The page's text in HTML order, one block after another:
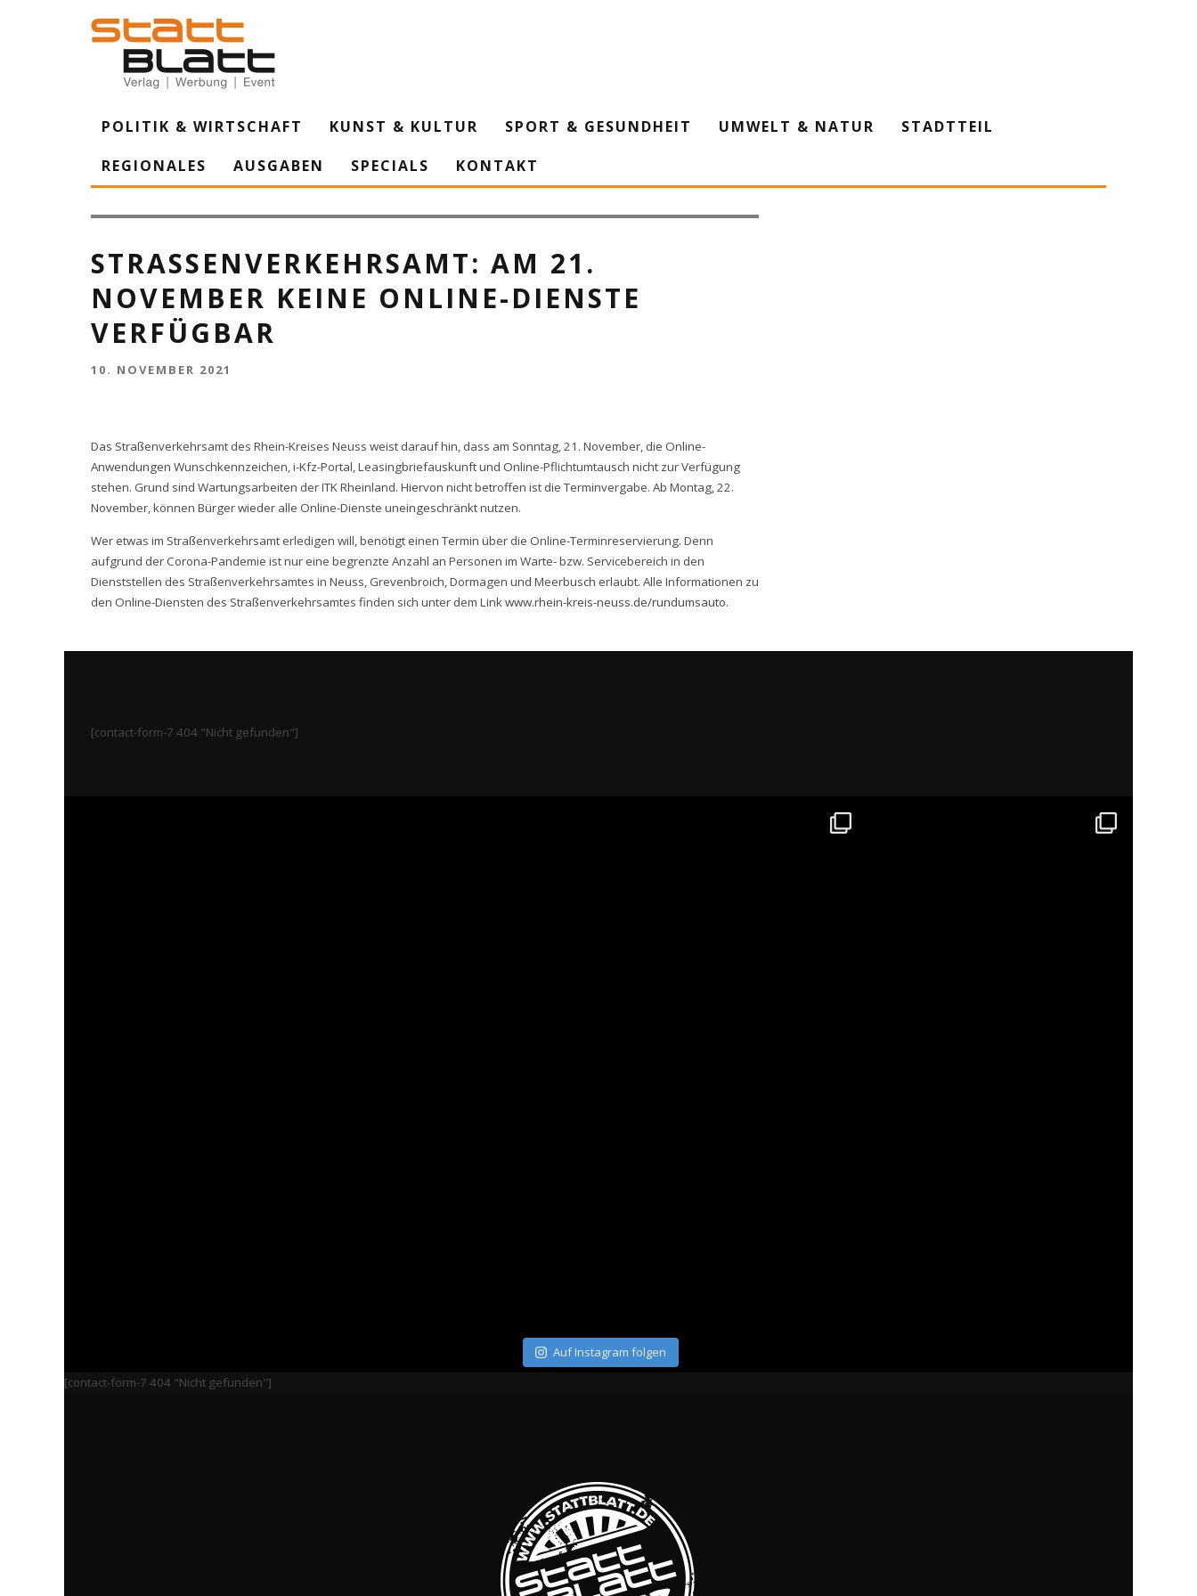
POLITIK & WIRTSCHAFT KUNST & KULTUR SPORT & GESUNDHEIT UMWELT & NATUR
STADTTEIL
REGIONALES
AUSGABEN SPECIALS KONTAKT
STRASSENVERKEHRSAMT: AM 21. N
OVEMBER KEINE ONLINE-DIENSTE V
ERFÜGBAR
10. NOVEMBER 2021
Das Straßenverkehrsamt des Rhein-Kreises Neuss weist darauf hin, dass am Sonntag, 21. November, die Online-
Anwendungen Wunschkennzeichen, i-Kfz-Portal, Leasingbriefauskunft und Online-Pflichtumtausch nicht zur Verfügung
stehen. Grund sind Wartungsarbeiten der ITK Rheinland. Hiervon nicht betroffen ist die Terminvergabe. Ab Montag, 22.
November, können Bürger wieder alle Online-Dienste uneingeschränkt nutzen.
Wer etwas im Straßenverkehrsamt erledigen will, benötigt einen Termin über die Online-Terminreservierung. Denn
aufgrund der Corona-Pandemie ist nur eine begrenzte Anzahl an Personen im Warte- bzw. Servicebereich in den
Dienststellen des Straßenverkehrsamtes in Neuss, Grevenbroich, Dormagen und Meerbusch erlaubt. Alle Informationen zu
den Online-Diensten des Straßenverkehrsamtes finden sich unter dem Linkwww.rhein-kreis-neuss.de/rundumsauto.
[contact-form-7 404 "Nicht gefunden"]
Auf Instagram folgen
[contact-form-7 404 "Nicht gefunden"]